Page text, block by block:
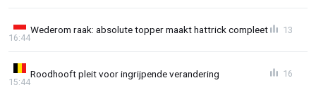
Wederom raak: absolute topper maakt hattrick compleet
16:44
13
Roodhooft pleit voor ingrijpende verandering
15:44
16